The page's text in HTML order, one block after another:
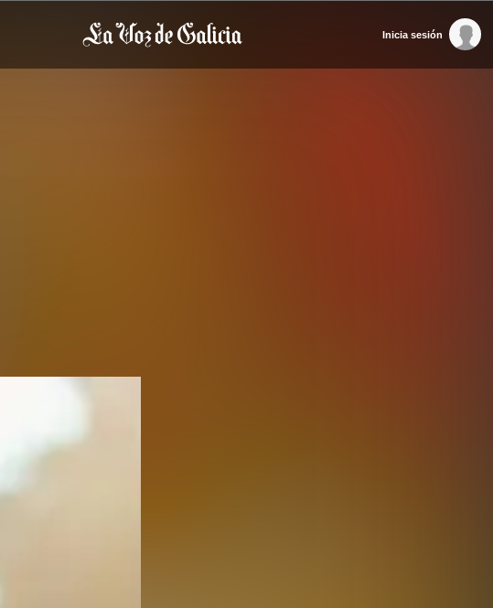
Inicia sesión